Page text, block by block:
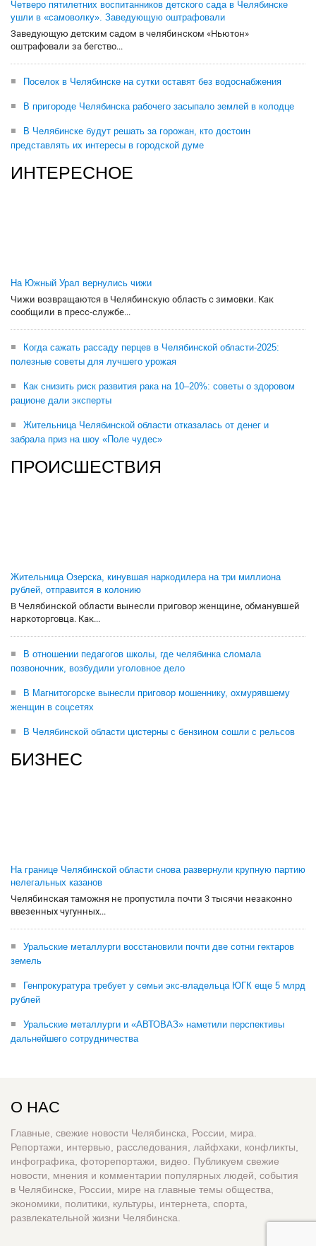
Четверо пятилетних воспитанников детского сада в Челябинске
ушли в «самоволку». Заведующую оштрафовали
Заведующую детским садом в челябинском «Ньютон»
оштрафовали за бегство...
Поселок в Челябинске на сутки оставят без водоснабжения
В пригороде Челябинска рабочего засыпало землей в колодце
В Челябинске будут решать за горожан, кто достоин
представлять их интересы в городской думе
ИНТЕРЕСНОЕ
На Южный Урал вернулись чижи
Чижи возвращаются в Челябинскую область с зимовки. Как
сообщили в пресс-службе...
Когда сажать рассаду перцев в Челябинской области-2025:
полезные советы для лучшего урожая
Как снизить риск развития рака на 10–20%: советы о здоровом
рационе дали эксперты
Жительница Челябинской области отказалась от денег и
забрала приз на шоу «Поле чудес»
ПРОИСШЕСТВИЯ
Жительница Озерска, кинувшая наркодилера на три миллиона
рублей, отправится в колонию
В Челябинской области вынесли приговор женщине, обманувшей
наркоторговца. Как...
В отношении педагогов школы, где челябинка сломала
позвоночник, возбудили уголовное дело
В Магнитогорске вынесли приговор мошеннику, охмурявшему
женщин в соцсетях
В Челябинской области цистерны с бензином сошли с рельсов
БИЗНЕС
На границе Челябинской области снова развернули крупную партию
нелегальных казанов
Челябинская таможня не пропустила почти 3 тысячи незаконно
ввезенных чугунных...
Уральские металлурги восстановили почти две сотни гектаров
земель
Генпрокуратура требует у семьи экс-владельца ЮГК еще 5 млрд
рублей
Уральские металлурги и «АВТОВАЗ» наметили перспективы
дальнейшего сотрудничества
О НАС
Главные, свежие новости Челябинска, России, мира.
Репортажи, интервью, расследования, лайфхаки, конфликты,
инфографика, фоторепортажи, видео. Публикуем свежие
новости, мнения и комментарии популярных людей, события
в Челябинске, России, мире на главные темы общества,
экономики, политики, культуры, интернета, спорта,
развлекательной жизни Челябинска.